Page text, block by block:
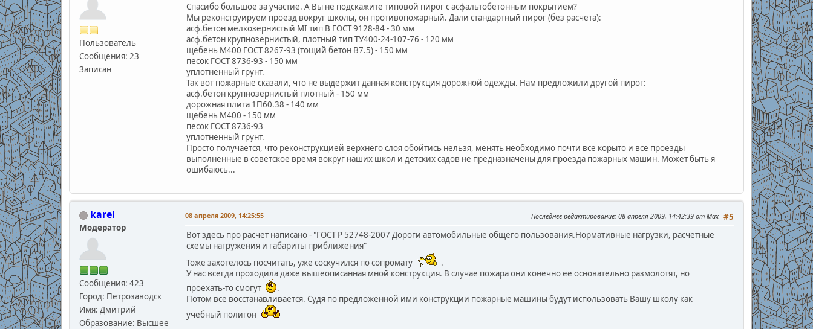
Пользователь
Сообщения: 23
Записан
Спасибо большое за участие. А Вы не подскажите типовой пирог с асфальтобетонным покрытием?
Мы реконструируем проезд вокруг школы, он противопожарный. Дали стандартный пирог (без расчета):
асф.бетон мелкозернистый MI тип В ГОСТ 9128-84 - 30 мм
асф.бетон крупнозернистый, плотный тип ТУ400-24-107-76 - 120 мм
щебень М400 ГОСТ 8267-93 (тощий бетон В7.5) - 150 мм
песок ГОСТ 8736-93 - 150 мм
уплотненный грунт.
Так вот пожарные сказали, что не выдержит данная конструкция дорожной одежды. Нам предложили другой пирог:
асф.бетон крупнозернистый плотный - 150 мм
дорожная плита 1П60.38 - 140 мм
щебень М400 - 150 мм
песок ГОСТ 8736-93
уплотненный грунт.
Просто получается, что реконструкцией верхнего слоя обойтись нельзя, менять необходимо почти все корыто и все проезды
выполненные в советское время вокруг наших школ и детских садов не предназначены для проезда пожарных машин. Может быть я
ошибаюсь...
karel
Модератор
Сообщения: 423
Город: Петрозаводск
Имя: Дмитрий
Образование: Высшее
#5
08 апреля 2009, 14:25:55 Последнее редактирование: 08 апреля 2009, 14:42:39 от Max
Вот здесь про расчет написано - "ГОСТ Р 52748-2007 Дороги автомобильные общего пользования.Нормативные нагрузки, расчетные
схемы нагружения и габариты приближения"
Тоже захотелось посчитать, уже соскучился по сопромату
.
У нас всегда проходила даже вышеописанная мной конструкция. В случае пожара они конечно ее основательно размолотят, но
проехать-то смогут
.
Потом все восстанавливается. Судя по предложенной ими конструкции пожарные машины будут использовать Вашу школу как
учебный полигон